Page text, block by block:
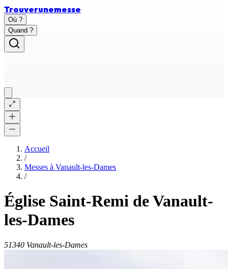
Trouverunemesse
Où ?
Quand ?
Accueil
/
Messes à Vanault-les-Dames
/
Église Saint-Remi de Vanault-
les-Dames
51340 Vanault-les-Dames